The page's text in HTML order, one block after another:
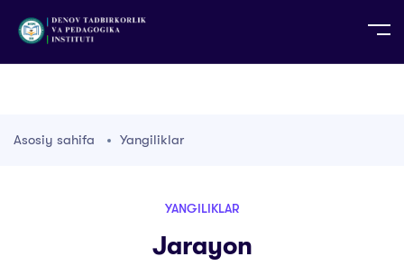
TG TR
Asosiy sahifa Yangiliklar
YANGILIKLAR
Jarayon